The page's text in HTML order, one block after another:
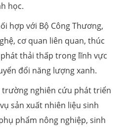
học.
hợp với Bộ Công Thương,
cơ quan liên quan, thúc
thải thấp trong lĩnh vực
đổi năng lượng xanh.
trường nghiên cứu phát triển
sản xuất nhiên liệu sinh
phẩm nông nghiệp, sinh